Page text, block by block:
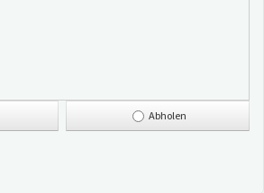
Abholen